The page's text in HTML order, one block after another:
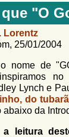
"O
Lorentz
25/01/2004
nome de
Lynch e
do
abaixo da
a leitura